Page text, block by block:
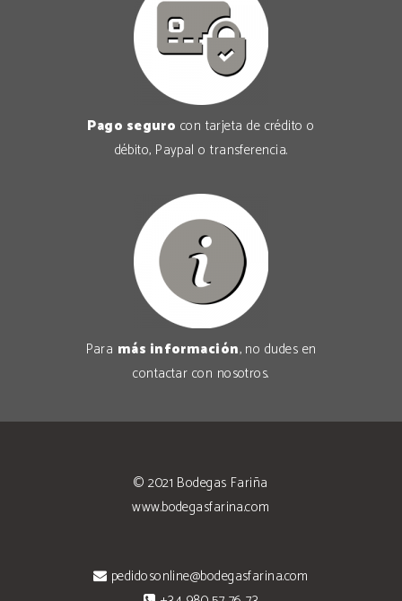
Pago seguro con tarjeta de crédito o
débito, Paypal o transferencia.
Para más información, no dudes en
contactar con nosotros.
© 2021 Bodegas Fariña
www.bodegasfarina.com
pedidosonline@bodegasfarina.com